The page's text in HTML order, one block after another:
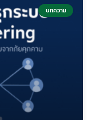
บทความ